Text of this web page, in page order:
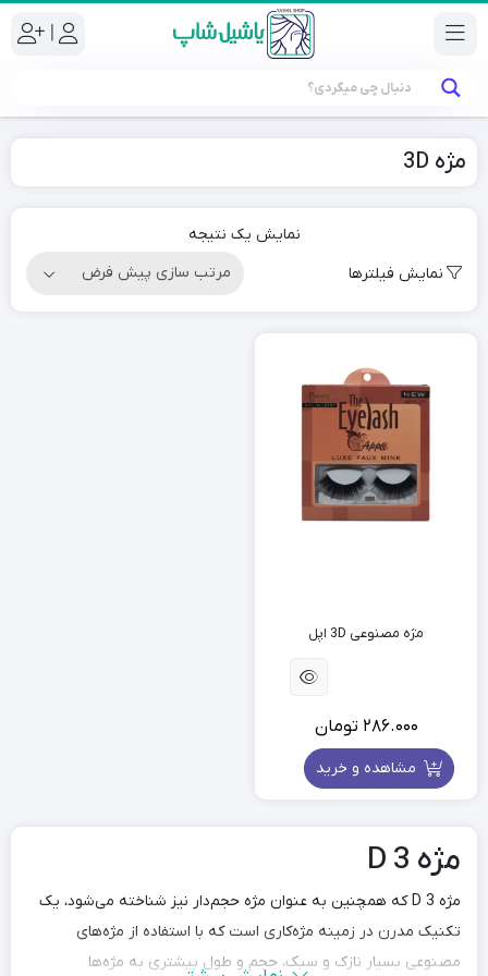
|
مژه 3D
نمایش یک نتیجه
نمایش فیلترها
مژه مصنوعی 3D اپل
286.000 تومان
مشاهده و خرید
مژه 3 D
مژه 3 D که همچنین به عنوان مژه حجم‌دار نیز شناخته می‌شود، یک
تکنیک مدرن در زمینه مژه‌کاری است که با استفاده از مژه‌های
مصنوعی بسیار نازک و سبک، حجم و طول بیشتری به مژه‌ها